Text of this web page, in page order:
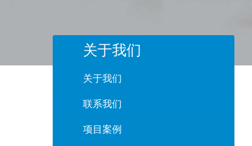
关于我们
关于我们
联系我们
项目案例